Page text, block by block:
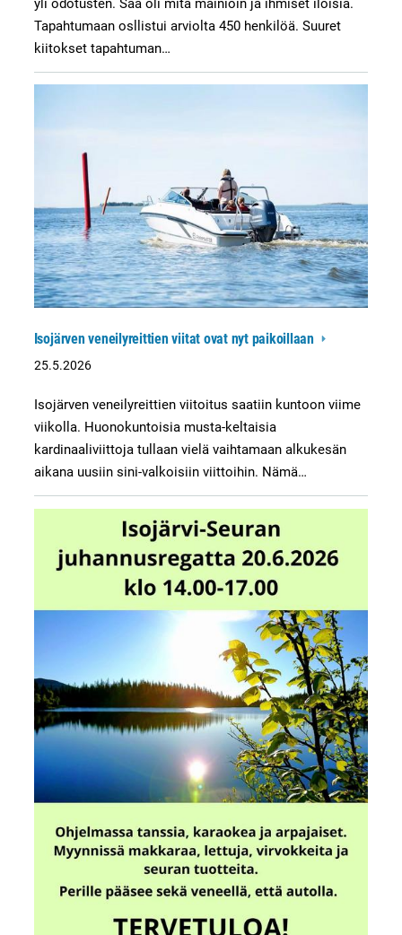
yli odotusten. Sää oli mitä mainioin ja ihmiset iloisia.
Tapahtumaan osllistui arviolta 450 henkilöä. Suuret
kiitokset tapahtuman…
Isojärven veneilyreittien viitat ovat nyt paikoillaan
25.5.2026
Isojärven veneilyreittien viitoitus saatiin kuntoon viime
viikolla. Huonokuntoisia musta-keltaisia
kardinaaliviittoja tullaan vielä vaihtamaan alkukesän
aikana uusiin sini-valkoisiin viittoihin. Nämä…